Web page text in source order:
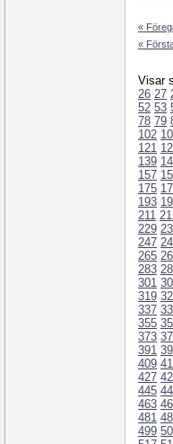
«
«
Visar
26 27
52 53
78 79
102
121
139
157
175
193
211
229
247
265
283
301
319
337
355
373
391
409
427
445
463
481
499